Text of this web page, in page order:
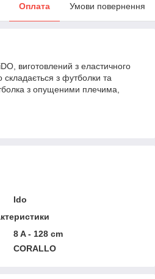
Оплата Умови повернення
виготовлений з еластичного
з футболки та
з опущеними плечима,
Ido
8 A - 128 cm
CORALLO